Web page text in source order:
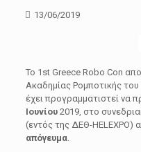
13/06/2019
Το 1st Greece Robo Con
Ακαδημίας Ρομποτικής του
έχει προγραμματιστεί να
Ιουνίου2019, στο
(εντός της ΔΕΘ-HELEXPO)
απόγευμα.